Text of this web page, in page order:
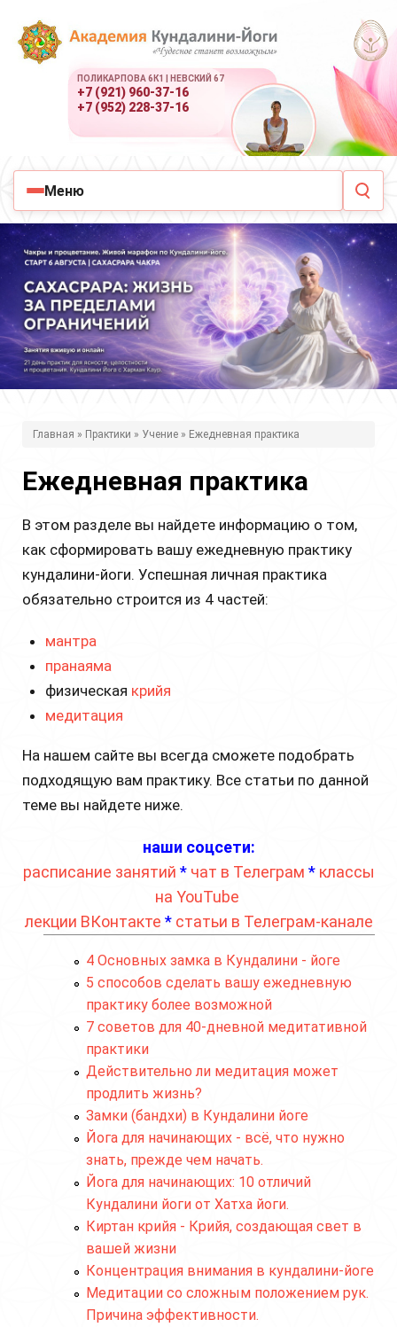
ПОЛИКАРПОВА 6К1 | НЕВСКИЙ 67
+7 (921) 960-37-16
+7 (952) 228-37-16
Меню
д
е
с
ь
Главная » Практики » Учение » Ежедневная практика
Ежедневная практика
В этом разделе вы найдете информацию о том,
как сформировать вашу ежедневную практику
кундалини-йоги. Успешная личная практика
обязательно строится из 4 частей:
мантра
пранаяма
физическая крийя
медитация
На нашем сайте вы всегда сможете подобрать
подходящую вам практику. Все статьи по данной
теме вы найдете ниже.
наши соцсети:
расписание занятий * чат в Телеграм * классы
на YouTube
лекции ВКонтакте * статьи в Телеграм-канале
4 Основных замка в Кундалини - йоге
5 способов сделать вашу ежедневную
практику более возможной
7 советов для 40-дневной медитативной
практики
Действительно ли медитация может
продлить жизнь?
Замки (бандхи) в Кундалини йоге
Йога для начинающих - всё, что нужно
знать, прежде чем начать.
Йога для начинающих: 10 отличий
Кундалини йоги от Хатха йоги.
Киртан крийя - Крийя, создающая свет в
вашей жизни
Концентрация внимания в кундалини-йоге
Медитации со сложным положением рук.
Причина эффективности.